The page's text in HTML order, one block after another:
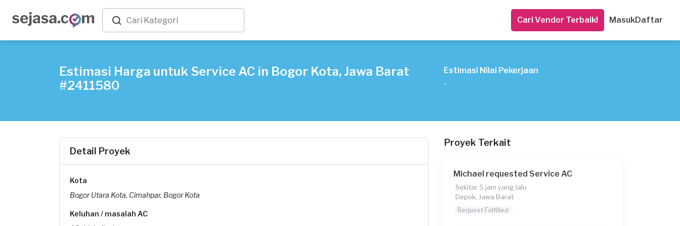
Cari Vendor Terbaik! MasukDaftar
Estimasi Harga untuk Service AC in Bogor Kota, Jawa Barat
#2411580
Estimasi Nilai Pekerjaan
-
Detail Proyek
Kota
Bogor Utara Kota, Cimahpar, Bogor Kota
Keluhan / masalah AC
Proyek Terkait
Michael requested Service AC
Sekitar 5 jam yang lalu
Depok, Jawa Barat
Request Fulfilled